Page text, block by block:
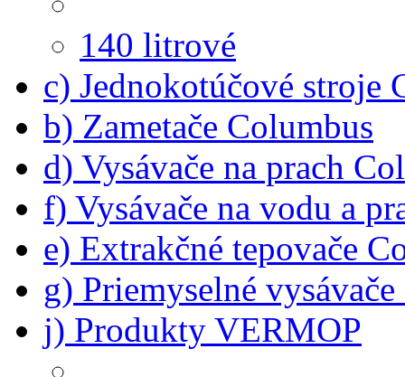
140 litrové
c) Jednokotúčové stroje
b) Zametače Columbus
d) Vysávače na prach
f) Vysávače na vodu a
e) Extrakčné tepovače
g) Priemyselné
j) Produkty VERMOP